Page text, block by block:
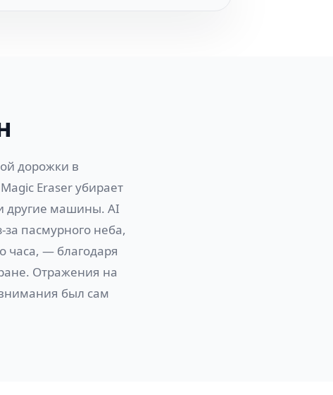
дорожки в
Eraser убирает
другие машины. AI
пасмурного неба,
часа, — благодаря
Отражения на
был сам